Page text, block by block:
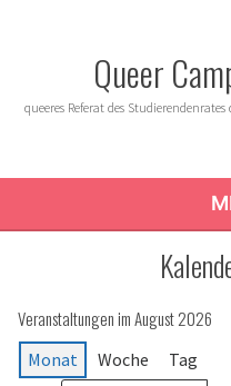
Queer
queeres Referat des
Veranstaltungen im August 2026
Monat Woche Tag